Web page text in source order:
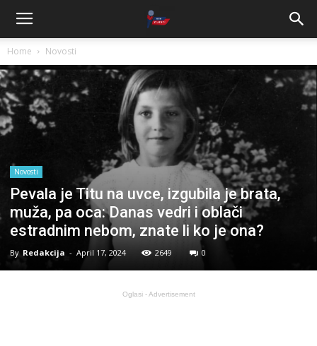
Home Novosti
Novosti
Pevala je Titu na uvce, izgubila je brata,
muža, pa oca: Danas vedri i oblači
estradnim nebom, znate li ko je ona?
By Redakcija - April 17, 2024 2649 0
Oglasi - Advertisement